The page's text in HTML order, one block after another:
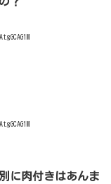
に肉付きはあんま